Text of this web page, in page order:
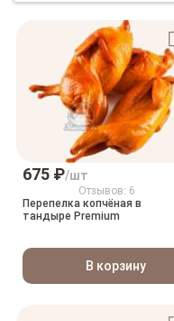
675 ₽/шт
Отзывов: 6
Перепелка копчёная в
тандыре Premium
В корзину